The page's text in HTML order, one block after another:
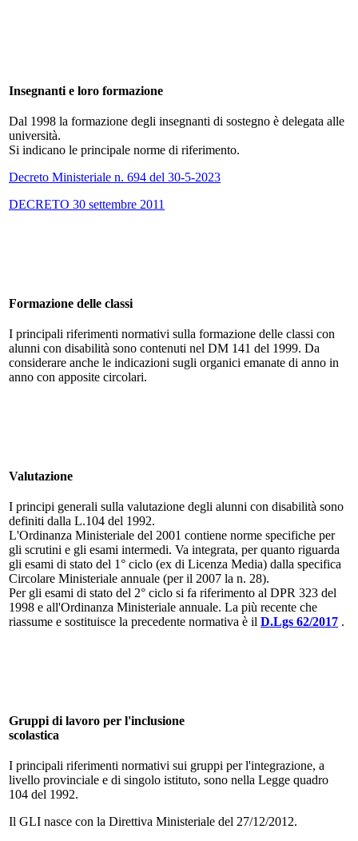
Insegnanti e loro formazione
Dal 1998 la formazione degli insegnanti di sostegno è delegata alle
università.
Si indicano le principale norme di riferimento.
Decreto Ministeriale n. 694 del 30-5-2023
DECRETO 30 settembre 2011
Formazione delle classi
I principali riferimenti normativi sulla formazione delle classi con
alunni con disabilità sono contenuti nel DM 141 del 1999. Da
considerare anche le indicazioni sugli organici emanate di anno in
anno con apposite circolari.
Valutazione
I principi generali sulla valutazione degli alunni con disabilità sono
definiti dalla L.104 del 1992.
L'Ordinanza Ministeriale del 2001 contiene norme specifiche per
gli scrutini e gli esami intermedi. Va integrata, per quanto riguarda
gli esami di stato del 1° ciclo (ex di Licenza Media) dalla specifica
Circolare Ministeriale annuale (per il 2007 la n. 28).
Per gli esami di stato del 2° ciclo si fa riferimento al DPR 323 del
1998 e all'Ordinanza Ministeriale annuale. La più recente che
riassume e sostituisce la precedente normativa è il D.Lgs 62/2017 .
Gruppi di lavoro per l'inclusione
scolastica
I principali riferimenti normativi sui gruppi per l'integrazione, a
livello provinciale e di singolo istituto, sono nella Legge quadro
104 del 1992.
Il GLI nasce con la Direttiva Ministeriale del 27/12/2012.